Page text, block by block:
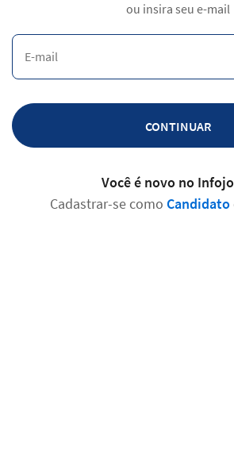
ou insira seu e-mail
CONTINUAR
Você é novo no
Cadastrar-se como Candidato